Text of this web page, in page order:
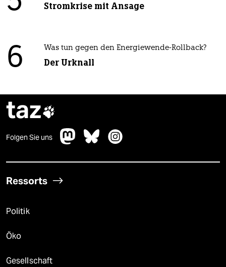
Stromkrise mit Ansage
6 Was tun gegen den Energiewende-Rollback?
Der Urknall
taz
Folgen Sie uns
Ressorts
Politik
Öko
Gesellschaft